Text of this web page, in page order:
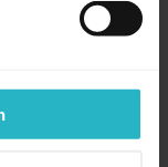
bezahlt.